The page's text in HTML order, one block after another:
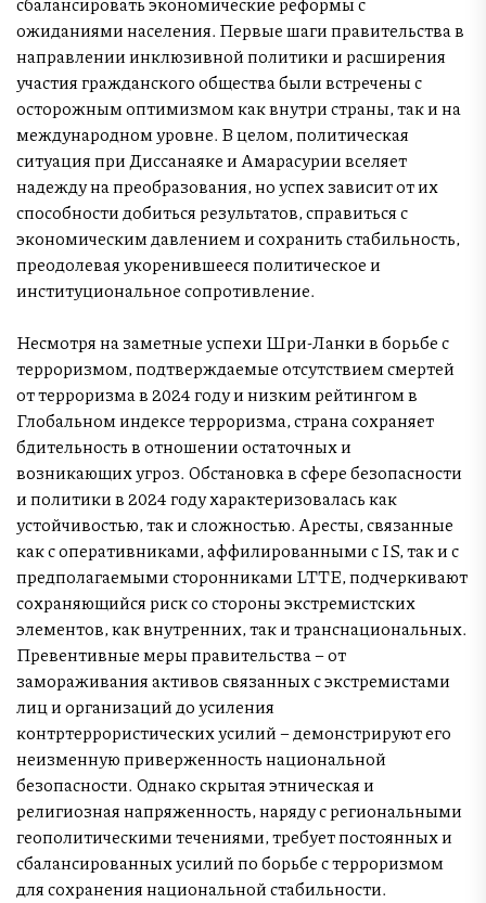
ожиданиями населения. Первые шаги правительства в
направлении инклюзивной политики и расширения
участия гражданского общества были встречены с
осторожным оптимизмом как внутри страны, так и на
международном уровне. В целом, политическая
ситуация при Диссанаяке и Амарасурии вселяет
надежду на преобразования, но успех зависит от их
способности добиться результатов, справиться с
экономическим давлением и сохранить стабильность,
преодолевая укоренившееся политическое и
институциональное сопротивление.
Несмотря на заметные успехи Шри-Ланки в борьбе с
терроризмом, подтверждаемые отсутствием смертей
от терроризма в 2024 году и низким рейтингом в
Глобальном индексе терроризма, страна сохраняет
бдительность в отношении остаточных и
возникающих угроз. Обстановка в сфере безопасности
и политики в 2024 году характеризовалась как
устойчивостью, так и сложностью. Аресты, связанные
как с оперативниками, аффилированными с IS, так и с
предполагаемыми сторонниками LTTE, подчеркивают
сохраняющийся риск со стороны экстремистских
элементов, как внутренних, так и транснациональных.
Превентивные меры правительства – от
замораживания активов связанных с экстремистами
лиц и организаций до усиления
контртеррористических усилий – демонстрируют его
неизменную приверженность национальной
безопасности. Однако скрытая этническая и
религиозная напряженность, наряду с региональными
геополитическими течениями, требует постоянных и
сбалансированных усилий по борьбе с терроризмом
для сохранения национальной стабильности.